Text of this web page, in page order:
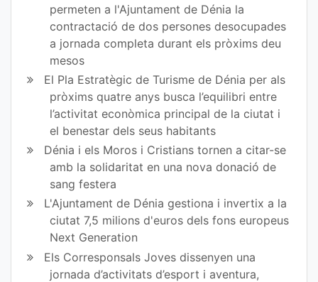
permeten a l'Ajuntament de Dénia la
contractació de dos persones desocupades
a jornada completa durant els pròxims deu
mesos
El Pla Estratègic de Turisme de Dénia per als
pròxims quatre anys busca l’equilibri entre
l’activitat econòmica principal de la ciutat i
el benestar dels seus habitants
Dénia i els Moros i Cristians tornen a citar-se
amb la solidaritat en una nova donació de
sang festera
L'Ajuntament de Dénia gestiona i invertix a la
ciutat 7,5 milions d'euros dels fons europeus
Next Generation
Els Corresponsals Joves dissenyen una
jornada d’activitats d’esport i aventura,